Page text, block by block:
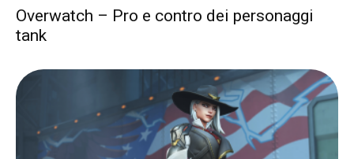
Overwatch – Pro e contro dei personaggi
tank